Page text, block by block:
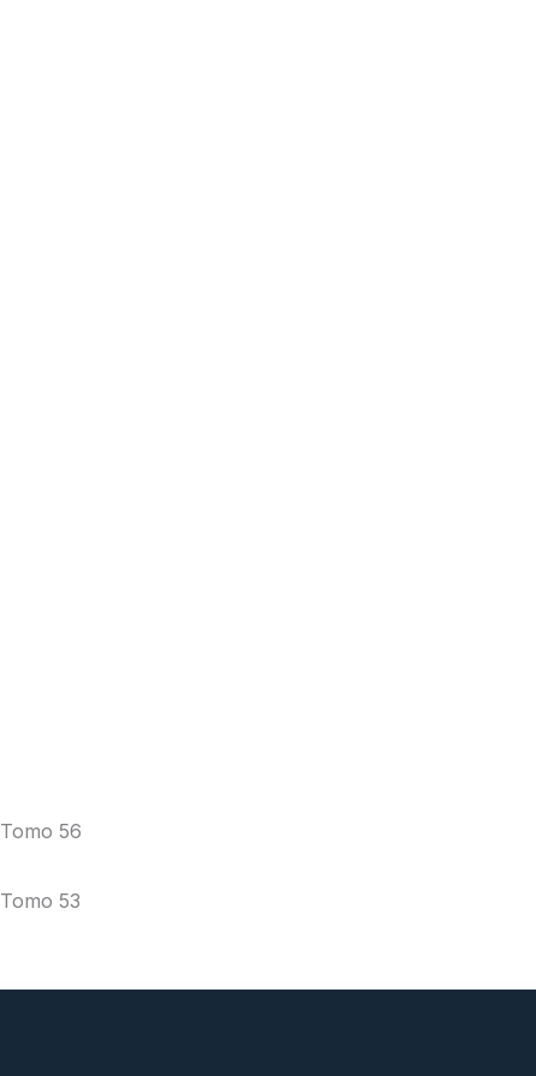
Tomo 56
Tomo 53